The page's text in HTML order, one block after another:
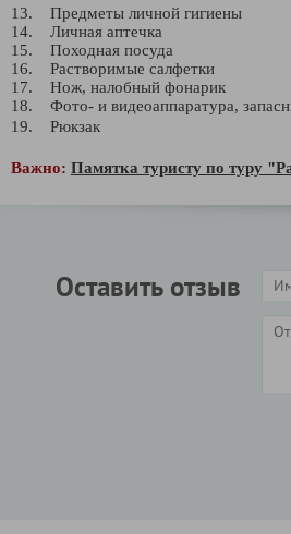
13. Предметы личной гигиены
14. Личная аптечка
15. Походная посуда
16. Растворимые салфетки
17. Нож, налобный фонарик
18. Фото- и видеоаппаратура,
19. Рюкзак
Важно: Памятка туристу по туру
Оставить отзыв